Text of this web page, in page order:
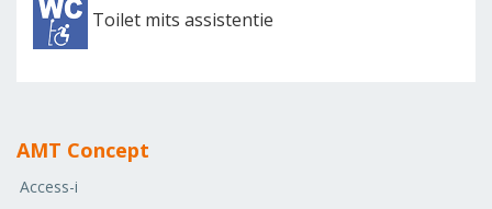
Toilet mits assistentie
AMT Concept
Access-i